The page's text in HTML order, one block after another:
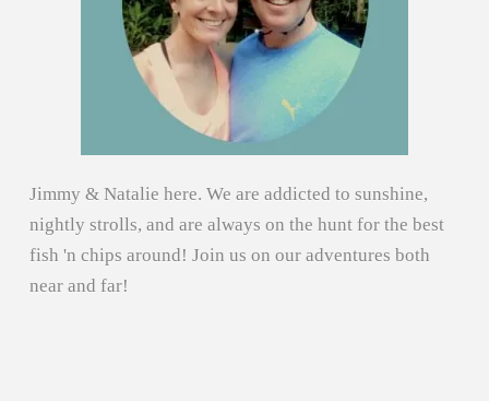
Jimmy & Natalie here. We are addicted to sunshine,
nightly strolls, and are always on the hunt for the best
fish 'n chips around! Join us on our adventures both
near and far!